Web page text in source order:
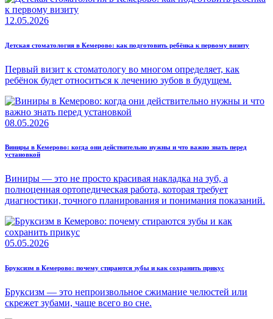
12.05.2026
Детская стоматология в Кемерово: как подготовить ребёнка к первому визиту
Первый визит к стоматологу во многом определяет, как
ребёнок будет относиться к лечению зубов в будущем.
08.05.2026
Виниры в Кемерово: когда они действительно нужны и что важно знать перед
установкой
Виниры — это не просто красивая накладка на зуб, а
полноценная ортопедическая работа, которая требует
диагностики, точного планирования и понимания показаний.
05.05.2026
Бруксизм в Кемерово: почему стираются зубы и как сохранить прикус
Бруксизм — это непроизвольное сжимание челюстей или
скрежет зубами, чаще всего во сне.